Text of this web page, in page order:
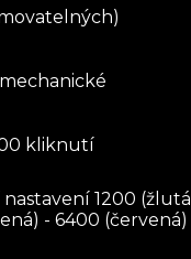
kliknutí
1200
- 6400 (červená)